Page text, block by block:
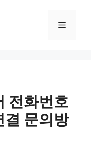
메
전화번호
결 문의방